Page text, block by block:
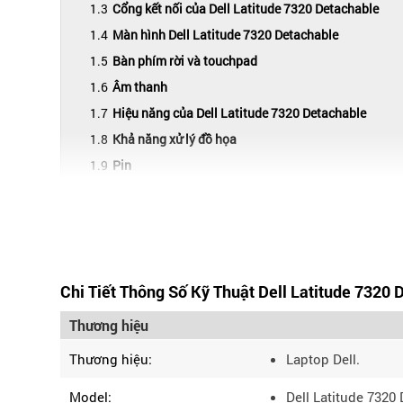
Cổng kết nối của Dell Latitude 7320 Detachable
Màn hình Dell Latitude 7320 Detachable
Bàn phím rời và touchpad
Âm thanh
Hiệu năng của Dell Latitude 7320 Detachable
Khả năng xử lý đồ họa
Pin
Bạn đang tìm hiểu về laptopDell Latitude
cùng nhanh chóng. Xem ngay bài viết của
Cấu tạo của Dell Latitude 7320
Chi Tiết Thông Số Kỹ Thuật Dell Latitude 7320
Thương hiệu
Thương hiệu: Laptop Dell.
Model: Dell Latitude 7320